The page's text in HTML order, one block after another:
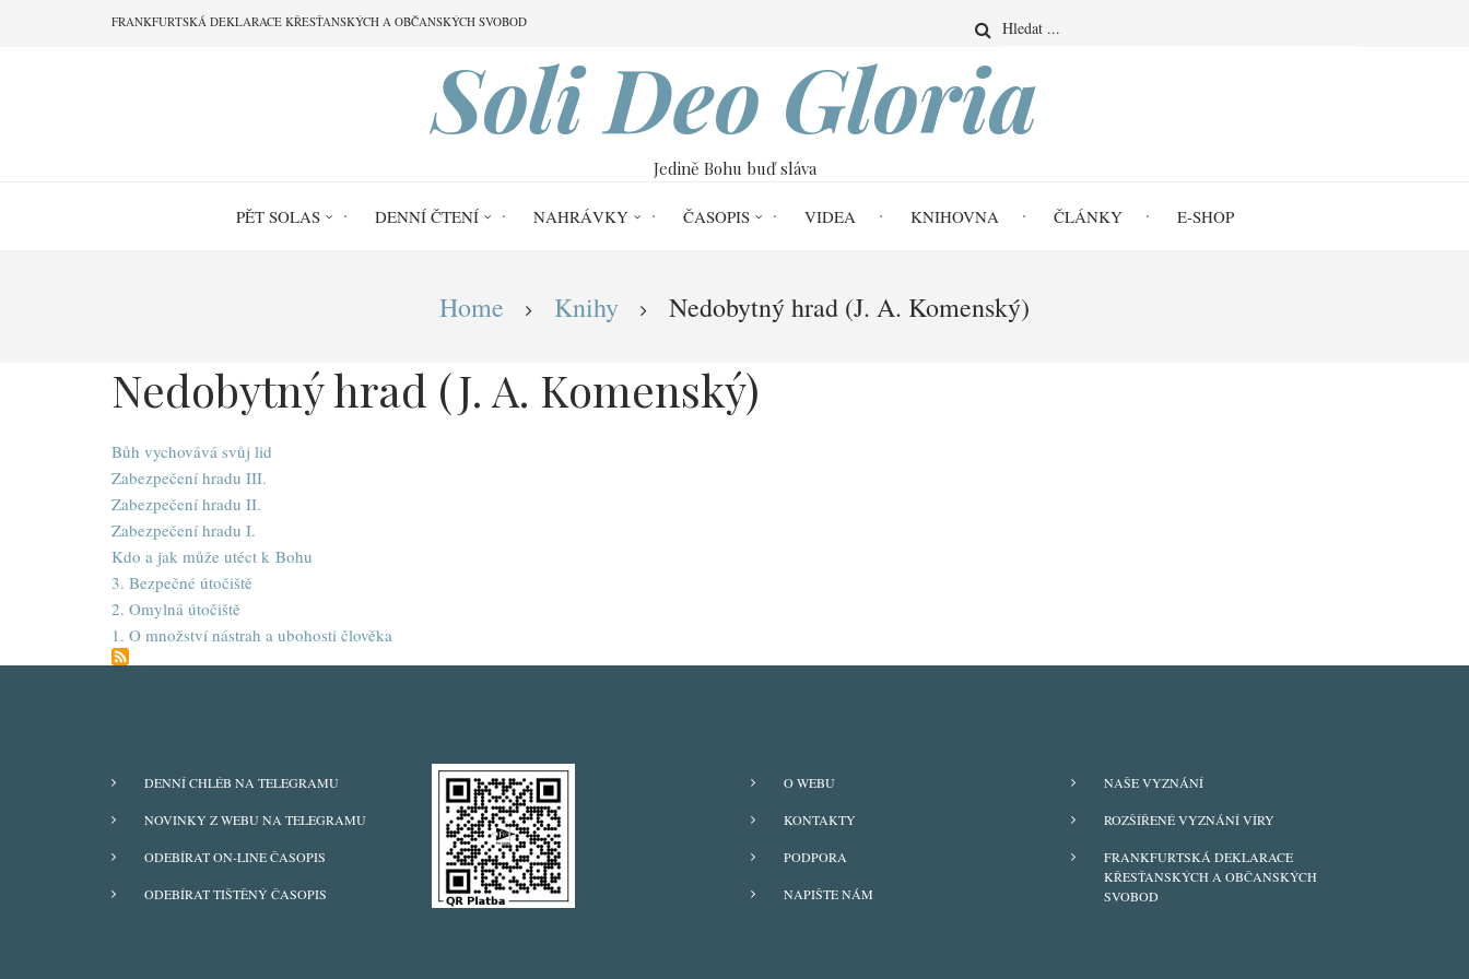
FRANKFURTSKÁ DEKLARACE KŘESŤANSKÝCH A OBČANSKÝCH SVOBOD Search
Soli Deo Gloria
Jedině Bohu buď sláva
PĚT SOLAS DENNÍ ČTENÍ NAHRÁVKY ČASOPIS VIDEA KNIHOVNA ČLÁNKY E-SHOP
Home Knihy Nedobytný hrad (J. A. Komenský)
Nedobytný hrad (J. A. Komenský)
Bůh vychovává svůj lid
Zabezpečení hradu III.
Zabezpečení hradu II.
Zabezpečení hradu I.
Kdo a jak může utéct k Bohu
3. Bezpečné útočiště
2. Omylná útočiště
1. O množství nástrah a ubohosti člověka
ODBĚRY
WEBU
DENNÍ CHLÉB NA TELEGRAMU
NOVINKY Z WEBU NA TELEGRAMU
ODEBÍRAT ON-LINE ČASOPIS
ODEBÍRAT TIŠTĚNÝ ČASOPIS
O WEBU
KONTAKTY
PODPORA
NAPIŠTE NÁM
FOOTER
NAŠE VYZNÁNÍ
ROZŠÍŘENÉ VYZNÁNÍ VÍRY
FRANKFURTSKÁ DEKLARACE
KŘESŤANSKÝCH A OBČANSKÝCH
SVOBOD